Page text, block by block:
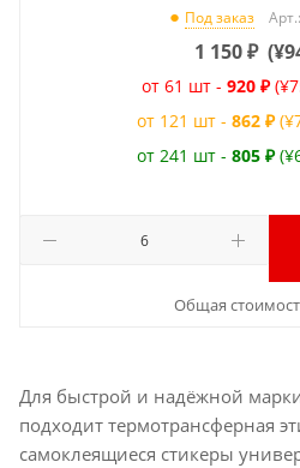
Под заказ
1 150₽ (
от 61 шт - 920 ₽
от 121 шт - 862 ₽
от 241 шт - 805 ₽
Общая
Для быстрой и надёжной
подходит термотрансферная
самоклеящиеся стикеры